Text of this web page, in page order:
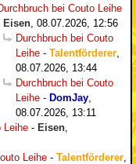
bei Couto Leihe
Eisen 08.07.2026, 12:56
Durchbruch bei Couto
Leihe - Talentförderer
08.07.2026, 13:44
Durchbruch bei Couto
Leihe - DomJay
08.07.2026, 13:11
Leihe - Eisen
Leihe - Talentförderer